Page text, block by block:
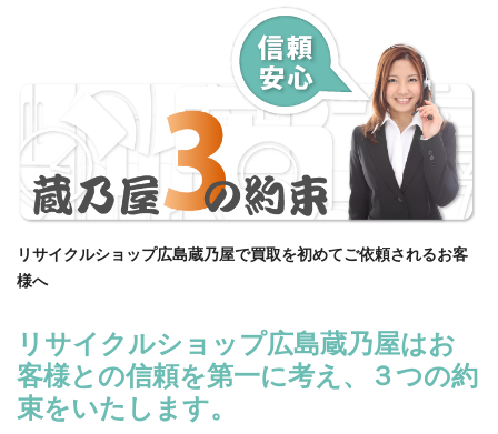
リサイクルショップ広島蔵乃屋で買取を初めてご依頼されるお客
様へ
リサイクルショップ広島蔵乃屋はお
客様との信頼を第一に考え、３つの約
束をいたします。